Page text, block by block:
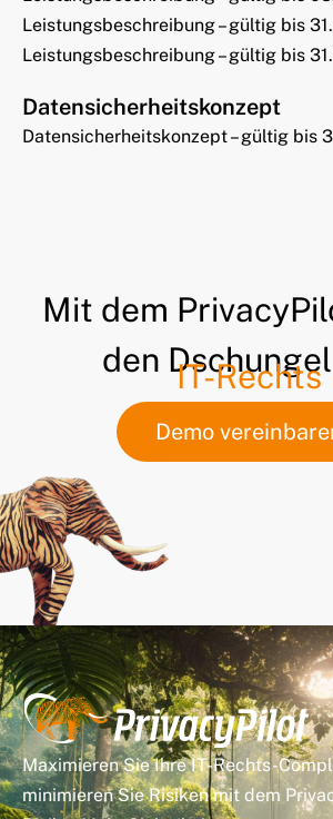
Leistungsbeschreibung – gültig bis
Leistungsbeschreibung – gültig bis
Datensicherheitskonzept
Datensicherheitskonzept – gültig bis
Mit dem
den IT-Rechts
Demo
Maximieren Sie Ihre IT-Rechts-
minimieren Sie Risiken mit dem